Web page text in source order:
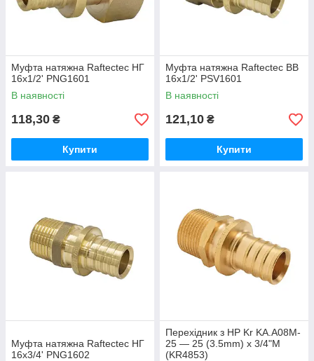
Муфта натяжна Raftectec НГ
16x1/2' PNG1601
В наявності
118,30 ₴
Купити
Муфта натяжна Raftectec ВВ
16x1/2' PSV1601
В наявності
121,10 ₴
Купити
Муфта натяжна Raftectec НГ
16x3/4' PNG1602
Перехідник з НР Kr KA.A08M-
25 — 25 (3.5mm) x 3/4"M
(KR4853)